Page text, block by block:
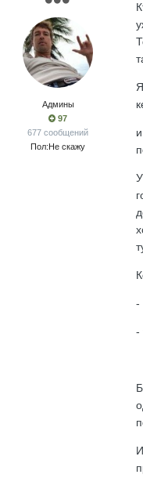
Админы
97
677 сообщений
Пол:Не скажу
-
-